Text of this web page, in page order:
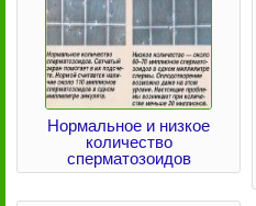
Нормальное и низкое
количество
сперматозоидов